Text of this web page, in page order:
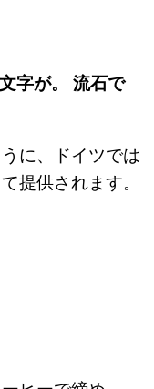
字が。 流石で
に、ドイツでは
提供されます。